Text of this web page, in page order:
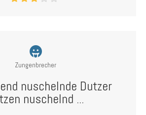
Zungenbrecher
nuschelnde Dutzer
nuschelnd ...